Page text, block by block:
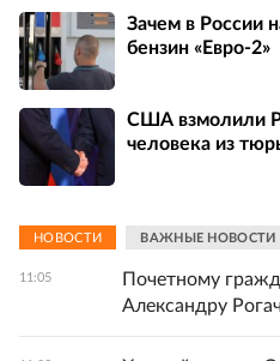
Зачем в России
бензин «Евро-2»
США взмолили
человека из
НОВОСТИ ВАЖНЫЕ НОВОСТИ
11:05
Почетному
Александру